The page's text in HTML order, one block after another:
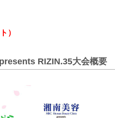
）
RIZIN.35大会概要